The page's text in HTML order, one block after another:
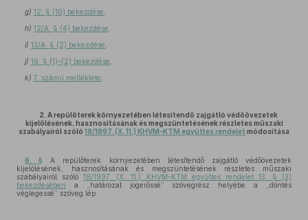
g) 12. § (10) bekezdése
h) 12/A. § (4) bekezdése
i) 13/A. § (2) bekezdése
j) 16. § (1)–(2) bekezdése
k) 7. számú melléklete
2. A repülőterek környezetében létesítendő zajgátló védőövezetek
kijelölésének, hasznosításának és megszüntetésének részletes műszaki
szabályairól szóló 18/1997. (X. 11.) KHVM–KTM együttes rendelet módosítása
6. § A repülőterek környezetében létesítendő zajgátló védőövezetek
kijelölésének, hasznosításának és megszüntetésének részletes műszaki
szabályairól szóló18/1997. (X. 11.) KHVM–KTM együttes rendelet 13. § (3)
bekezdésében a „határozat jogerőssé” szövegrész helyébe a „döntés
véglegessé” szöveg lép.